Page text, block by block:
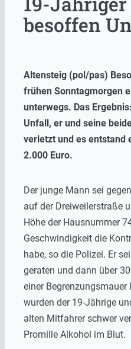
besoffen
Altensteig (pol/pas)
frühen Sonntagmorgen
unterwegs. Das
Unfall, er und seine
verletzt und es entstand
2.000 Euro.
Der junge Mann sei
auf der Dreiweilerstraße
Höhe der Hausnummer
Geschwindigkeit die
habe, so die Polizei. Er
geraten und dann über
einer
wurden der 19-Jährige
alten Mitfahrer schwer
Promille Alkohol im Blut.